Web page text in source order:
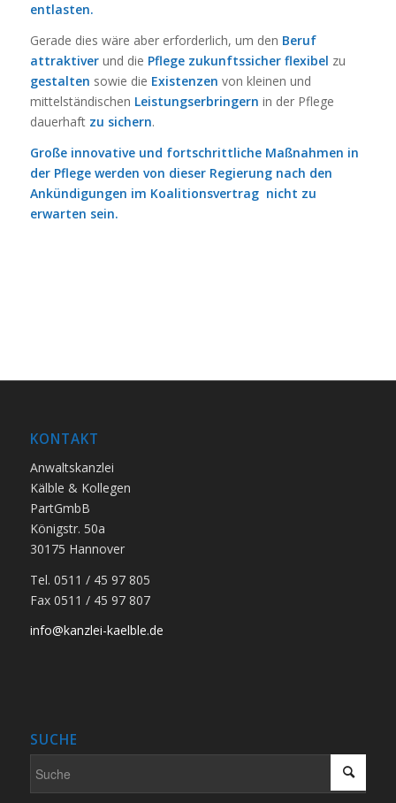
entlasten.
Gerade dies wäre aber erforderlich, um den Beruf
attraktiverund die Pflege zukunftssicher flexibel zu
gestalten sowie die Existenzen von kleinen und
mittelständischen Leistungserbringern in der Pflege
dauerhaft zu sichern.
Große innovative und fortschrittliche Maßnahmen in
der Pflege werden von dieser Regierung nach den
Ankündigungen im Koalitionsvertrag nicht zu
erwarten sein.
KONTAKT
Anwaltskanzlei
Kälble & Kollegen
PartGmbB
Königstr. 50a
30175 Hannover
Tel. 0511 / 45 97 805
Fax 0511 / 45 97 807
info@kanzlei-kaelble.de
SUCHE